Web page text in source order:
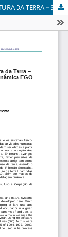
MUDANÇAS NOS PADRÕES DE USO E COBERTURA DA TERRA – SUBSÍDIOS PARA A UTILIZAÇÃO DO SOFTWARE DINÂMICA EGO